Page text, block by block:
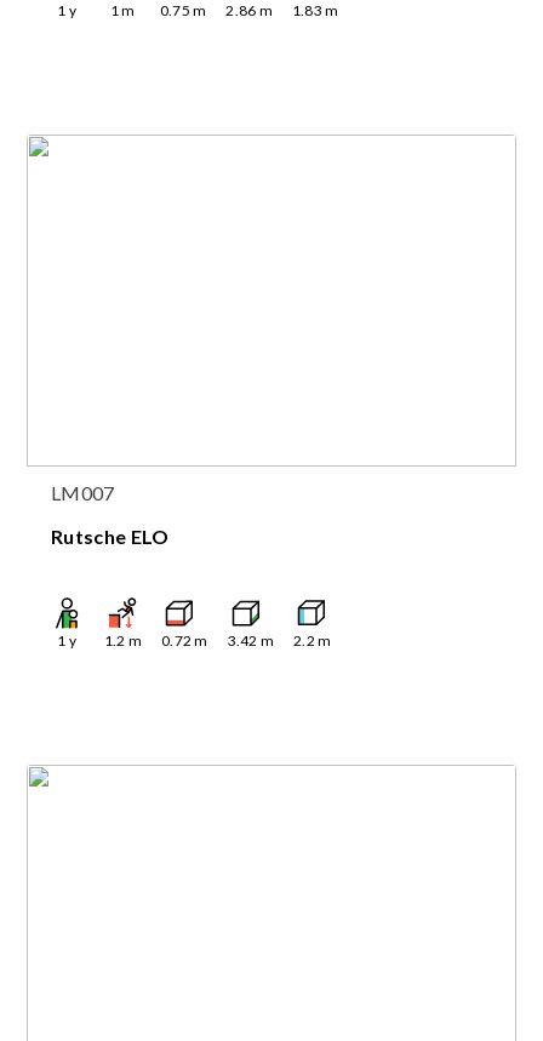
1 y 1m 0.75 m 2.86 m 1.83 m
LM007
Rutsche ELO
1 y 1.2 m 0.72 m 3.42 m 2.2 m